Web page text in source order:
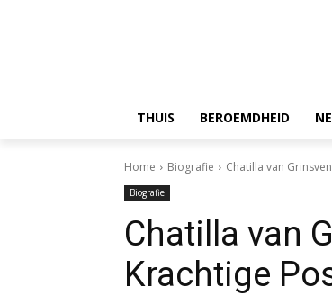
THUIS BEROEMDHEID
Home Biografie Chatilla van
Biografie
Chatilla van
Krachtige